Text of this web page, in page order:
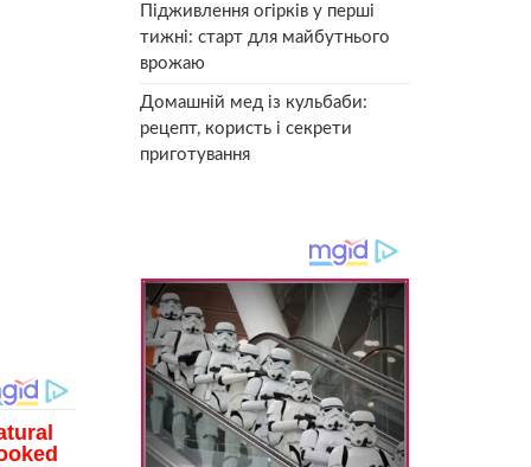
Підживлення огірків у перші
тижні: старт для майбутнього
врожаю
Домашній мед із кульбаби:
рецепт, користь і секрети
приготування